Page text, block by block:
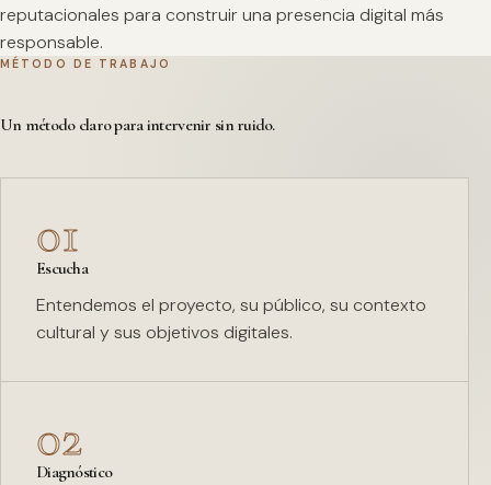
reputacionales para construir una presencia digital más
responsable.
MÉTODO DE TRABAJO
Un método claro para intervenir sin ruido.
01
Escucha
Entendemos el proyecto, su público, su contexto
cultural y sus objetivos digitales.
02
Diagnóstico